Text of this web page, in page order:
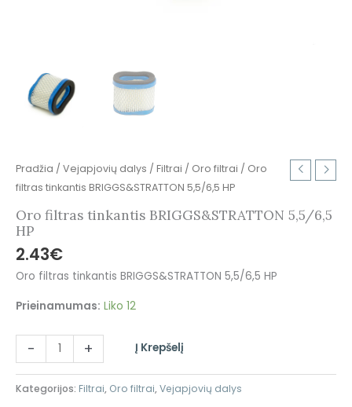
Pradžia / Vejapjovių dalys / Filtrai / Oro filtrai / Oro
filtras tinkantis BRIGGS&STRATTON 5,5/6,5 HP
Oro filtras tinkantis BRIGGS&STRATTON 5,5/6,5
HP
2.43€
Oro filtras tinkantis BRIGGS&STRATTON 5,5/6,5 HP
Prieinamumas: Liko 12
- + Į Krepšelį
Kategorijos: Filtrai, Oro filtrai,Vejapjovių dalys